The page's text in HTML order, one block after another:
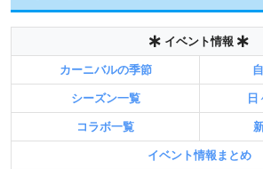
イベント情報
カーニバルの季節
シーズン一覧 日
コラボ一覧
イベント情報まとめ